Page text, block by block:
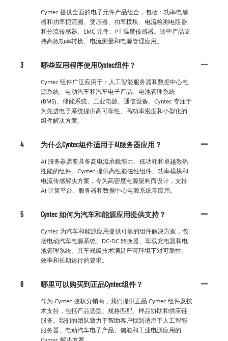
Cyntec 提供全面的电子元件产品组合，包括：功率电感
器和功率扼流圈、变压器、功率模块、电流检测电阻器
和分流传感器、EMC 元件、PT 温度传感器。这些产品支
持高效功率转换、电流测量和电源管理应用。
3 哪些应用程序使用Cyntec组件？
Cyntec 组件广泛应用于：人工智能服务器和数据中心电
源系统、电动汽车和汽车电子产品、电池管理系统
(BMS)、储能系统、工业电源、通信设备。Cyntec 专注于
为先进电子系统提供高可靠性、高功率密度和小型化的
组件解决方案。
4 为什么Cyntec组件适用于AI服务器应用？
AI 服务器需要具备高电流承载能力、低功耗和卓越散热
性能的组件。Cyntec 提供高性能磁性组件、功率模块和
电流传感解决方案，专为高密度电源架构而设计，支持
AI 计算平台、服务器和数据中心电源系统等应用。
5 Cyntec 如何为汽车和能源应用提供支持？
Cyntec 为汽车和能源应用提供可靠的组件解决方案，包
括电动汽车电源系统、DC-DC 转换器、车载充电器和电
池管理系统。其车规级技术满足严苛环境下对可靠性、
效率和长期运行的要求。
6 哪里可以购买到正品Cyntec组件？
作为 Cyntec 授权分销商，我们提供正品 Cyntec 组件及技
术支持，包括产品选型、规格匹配、样品协助和供应链
服务。我们的团队致力于帮助客户找到适用于人工智能
服务器、电动汽车电子产品、储能和工业电源应用的